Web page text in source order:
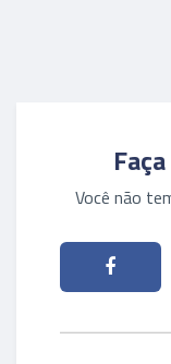
Você não